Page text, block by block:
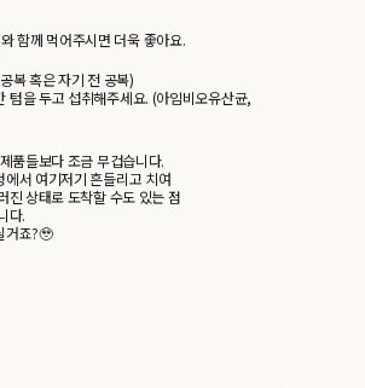
함께 먹어주시면 더욱 좋아요.
복 혹은 자기 전 공복)
을 두고 섭취해주세요. (아임비오유산균,
품들보다 조금 무겁습니다.
에서 여기저기 흔들리고 치여
진 상태로 도착할 수도 있는 점
다.
거죠?🥹